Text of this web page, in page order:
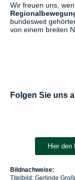
Wir freuen uns,
bundesweit
von einem breiten
Folgen Sie uns
Hier den
Bildnachweise:
Titelbild: Gerlinde